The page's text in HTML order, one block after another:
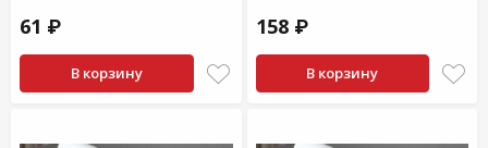
61 ₽
В корзину
158 ₽
В корзину